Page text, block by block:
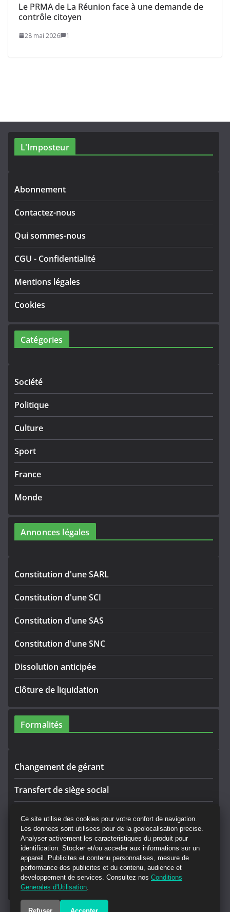
Le PRMA de La Réunion face à une demande de
contrôle citoyen
28 mai 2026 1
L'Imposteur
Abonnement
Contactez-nous
Qui sommes-nous
CGU - Confidentialité
Mentions légales
Cookies
Catégories
Société
Politique
Culture
Sport
France
Monde
Annonces légales
Constitution d'une SARL
Constitution d'une SCI
Constitution d'une SAS
Constitution d'une SNC
Dissolution anticipée
Clôture de liquidation
Formalités
Changement de gérant
Transfert de siège social
Convocation AG
CGV Annonces Légales
Mandataire de
Ce site utilise des cookies pour votre confort de navigation.
Les donnees sont utilisees pour de la geolocalisation precise.
Analyser activement les caracteristiques du produit pour
identification. Stocker et/ou acceder aux informations sur un
appareil. Publicites et contenu personnalises, mesure de
performance des publicites et du contenu, audience et
developpement de services. Consultez nos Conditions
Generales d'Utilisation.